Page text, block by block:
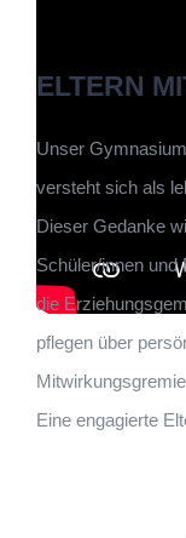
ELTERN
Unser
versteht sich als
Dieser Gedanke
Schüler/innen und
die
pflegen über
Eine engagierte